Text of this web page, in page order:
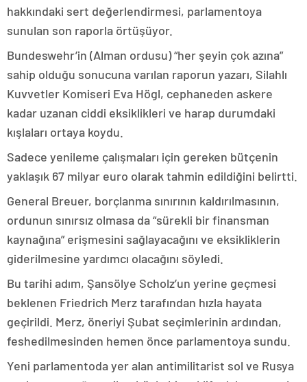
hakkındaki sert değerlendirmesi, parlamentoya
sunulan son raporla örtüşüyor.
Bundeswehr’in (Alman ordusu) “her şeyin çok azına”
sahip olduğu sonucuna varılan raporun yazarı, Silahlı
Kuvvetler Komiseri Eva Högl, cephaneden askere
kadar uzanan ciddi eksiklikleri ve harap durumdaki
kışlaları ortaya koydu.
Sadece yenileme çalışmaları için gereken bütçenin
yaklaşık 67 milyar euro olarak tahmin edildiğini belirtti.
General Breuer, borçlanma sınırının kaldırılmasının,
ordunun sınırsız olmasa da “sürekli bir finansman
kaynağına” erişmesini sağlayacağını ve eksikliklerin
giderilmesine yardımcı olacağını söyledi.
Bu tarihi adım, Şansölye Scholz’un yerine geçmesi
beklenen Friedrich Merz tarafından hızla hayata
geçirildi. Merz, öneriyi Şubat seçimlerinin ardından,
feshedilmesinden hemen önce parlamentoya sundu.
Yeni parlamentoda yer alan antimilitarist sol ve Rusya